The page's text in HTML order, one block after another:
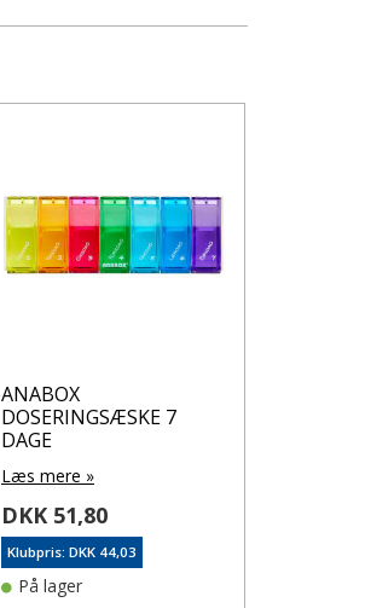
ANABOX
DOSERINGSÆSKE 7
DAGE
Læs mere »
DKK 51,80
Klubpris: DKK 44,03
På lager